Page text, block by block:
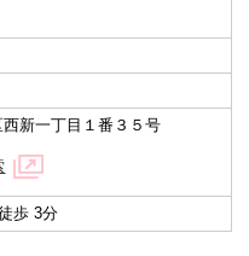
新一丁目１番３５号
歩 3分